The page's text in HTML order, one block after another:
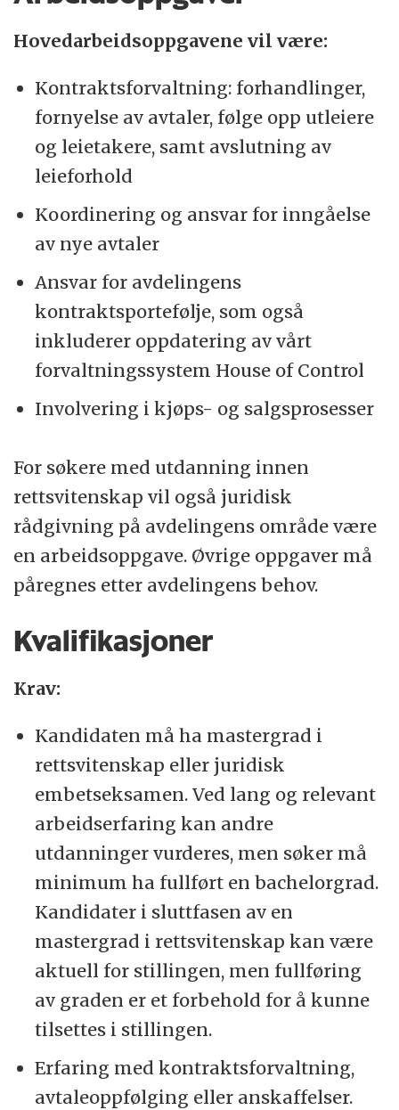
Hovedarbeidsoppgavene vil være:
Kontraktsforvaltning: forhandlinger,
fornyelse av avtaler, følge opp utleiere
og leietakere, samt avslutning av
leieforhold
Koordinering og ansvar for inngåelse
av nye avtaler
Ansvar for avdelingens
kontraktsportefølje, som også
inkluderer oppdatering av vårt
forvaltningssystem House of Control
Involvering i kjøps- og salgsprosesser
For søkere med utdanning innen
rettsvitenskap vil også juridisk
rådgivning på avdelingens område være
en arbeidsoppgave. Øvrige oppgaver må
påregnes etter avdelingens behov.
Kvalifikasjoner
Krav:
Kandidaten må ha mastergrad i
rettsvitenskap eller juridisk
embetseksamen. Ved lang og relevant
arbeidserfaring kan andre
utdanninger vurderes, men søker må
minimum ha fullført en bachelorgrad.
Kandidater i sluttfasen av en
mastergrad i rettsvitenskap kan være
aktuell for stillingen, men fullføring
av graden er et forbehold for å kunne
tilsettes i stillingen.
Erfaring med kontraktsforvaltning,
avtaleoppfølging eller anskaffelser.